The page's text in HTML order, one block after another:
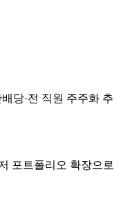
당·전 직원 주주화 추
포트폴리오 확장으로